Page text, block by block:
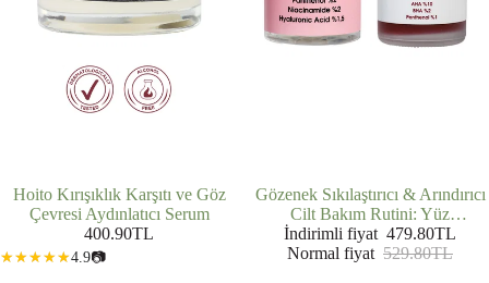
Hoito Kırışıklık Karşıtı ve Göz
Çevresi Aydınlatıcı Serum
400.90TL
4.9📷
İNDIRIMDE
Gözenek Sıkılaştırıcı & Arındırıcı
Cilt Bakım Rutini: Yüz
Temizleme Jeli (200 ml) + AHA
BHA Serum (30 ml)
İndirimli fiyat 479.80TL
Normal fiyat 529.80TL